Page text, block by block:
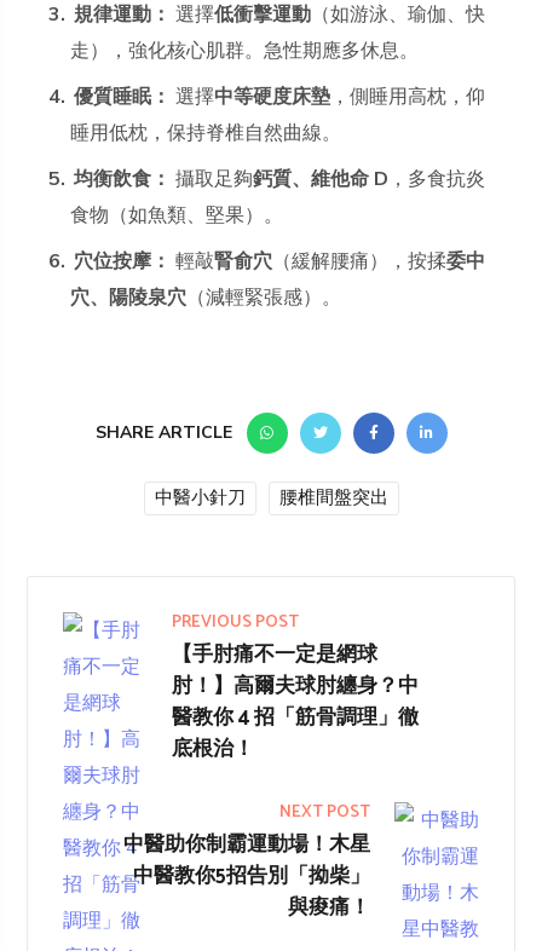
規律運動： 選擇低衝擊運動 （如游泳、瑜伽、快
走），強化核心肌群。急性期應多休息。
優質睡眠： 選擇中等硬度床墊 ，側睡用高枕，仰
睡用低枕，保持脊椎自然曲線。
均衡飲食： 攝取足夠鈣質、維他命 D ，多食抗炎
食物（如魚類、堅果）。
穴位按摩： 輕敲腎俞穴 （緩解腰痛），按揉委中
穴、陽陵泉穴 （減輕緊張感）。
SHARE ARTICLE
中醫小針刀 腰椎間盤突出
PREVIOUS POST
【手肘痛不一定是網球
肘！】高爾夫球肘纏身？中
醫教你 4 招「筋骨調理」徹
底根治！
NEXT POST
中醫助你制霸運動場！木星
中醫教你5招告別「拗柴」
與痠痛！